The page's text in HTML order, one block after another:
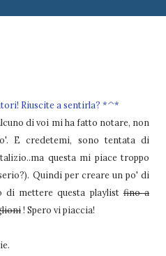
Riuscite a sentirla? *^*
di voi mi ha fatto notare, non
E credetemi, sono tentata di
questa mi piace troppo
Quindi per creare un po' di
di mettere questa playlistfino a
! Spero vi piaccia!